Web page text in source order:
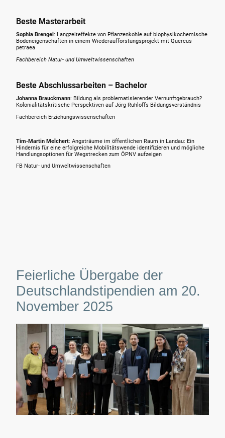
Beste Masterarbeit
Sophia Brengel : Langzeiteffekte von Pflanzenkohle auf biophysikochemische
Bodeneigenschaften in einem Wiederaufforstungsprojekt mit Quercus
petraea
Fachbereich Natur- und Umweltwissenschaften
Beste Abschlussarbeiten – Bachelor
Johanna Brauckmann: Bildung als problematisierender Vernunftgebrauch?
Kolonialitätskritische Perspektiven auf Jörg Ruhloffs Bildungsverständnis
Fachbereich Erziehungswissenschaften
Tim-Martin Melchert: Angsträume im öffentlichen Raum in Landau: Ein
Hindernis für eine erfolgreiche Mobilitätswende identifizieren und mögliche
Handlungsoptionen für Wegstrecken zum ÖPNV aufzeigen
FB Natur- und Umweltwissenschaften
Feierliche Übergabe der
Deutschlandstipendien am 20.
November 2025